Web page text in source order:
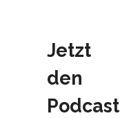
Jetzt
den
Podcast